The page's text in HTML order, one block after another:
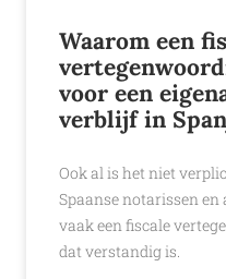
Waarom een
voor een
verblijf in
Ook al is het niet
Spaanse notarissen
vaak een fiscale
dat verstandig is.